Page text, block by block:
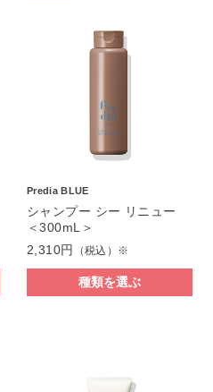
Predia BLUE
シャンプー シー リニュー
＜300mL＞
2,310円
（税込）※
種類を選ぶ